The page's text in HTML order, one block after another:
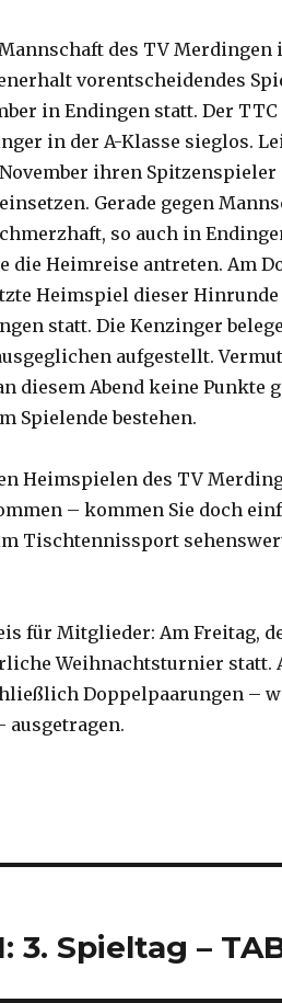
Mannschaft des TV
vorentscheidendes
in Endingen statt. Der
in der A-Klasse sieglos.
ihren
Gerade gegen
so auch in
die Heimreise antreten. Am
Heimspiel dieser Hinrunde
statt. Die Kenzinger
aufgestellt.
diesem Abend keine Punkte
Spielende bestehen.
Heimspielen des TV
– kommen Sie doch
Tischtennissport
für Mitglieder: Am Freitag,
Weihnachtsturnier statt.
Doppelpaarungen –
ausgetragen.
Spieltag –